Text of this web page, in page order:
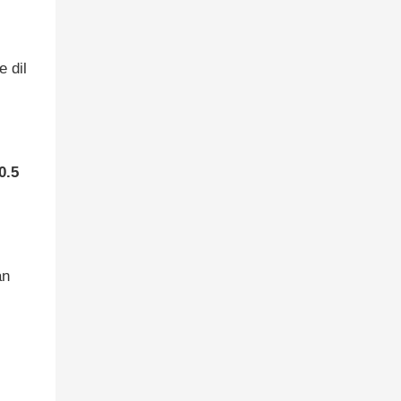
dil